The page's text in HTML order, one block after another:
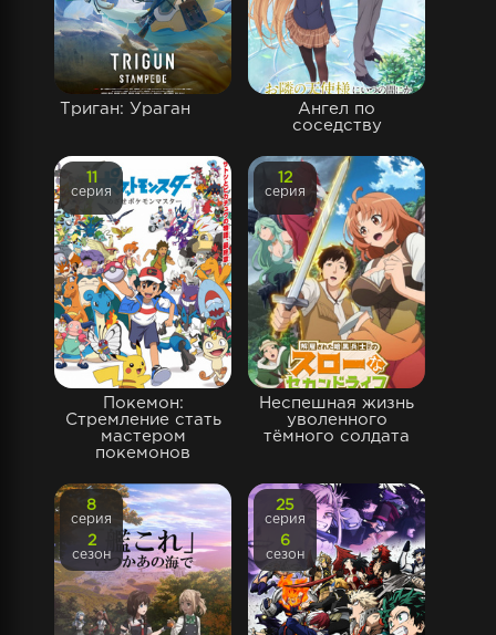
Триган: Ураган
Ангел по
соседству
Покемон:
Стремление стать
мастером
покемонов
11
серия
Неспешная жизнь
уволенного
тёмного солдата
12
серия
8
серия
2
сезон
25
серия
6
сезон